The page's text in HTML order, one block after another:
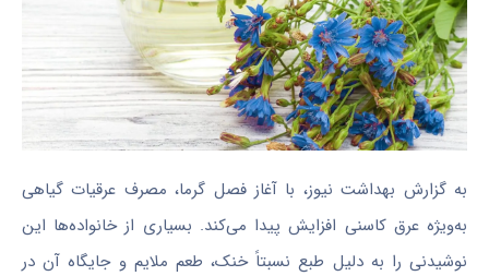
به گزارش بهداشت نیوز، با آغاز فصل گرما، مصرف عرقیات گیاهی
به‌ویژه عرق کاسنی افزایش پیدا می‌کند. بسیاری از خانواده‌ها این
نوشیدنی را به دلیل طبع نسبتاً خنک، طعم ملایم و جایگاه آن در